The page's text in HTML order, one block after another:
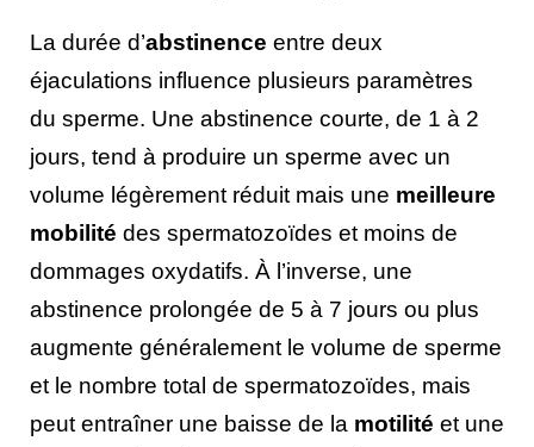
La durée d’abstinence entre deux
éjaculations influence plusieurs paramètres
du sperme. Une abstinence courte, de 1 à 2
jours, tend à produire un sperme avec un
volume légèrement réduit mais une meilleure
mobilité des spermatozoïdes et moins de
dommages oxydatifs. À l’inverse, une
abstinence prolongée de 5 à 7 jours ou plus
augmente généralement le volume de sperme
et le nombre total de spermatozoïdes, mais
peut entraîner une baisse de la motilité et une